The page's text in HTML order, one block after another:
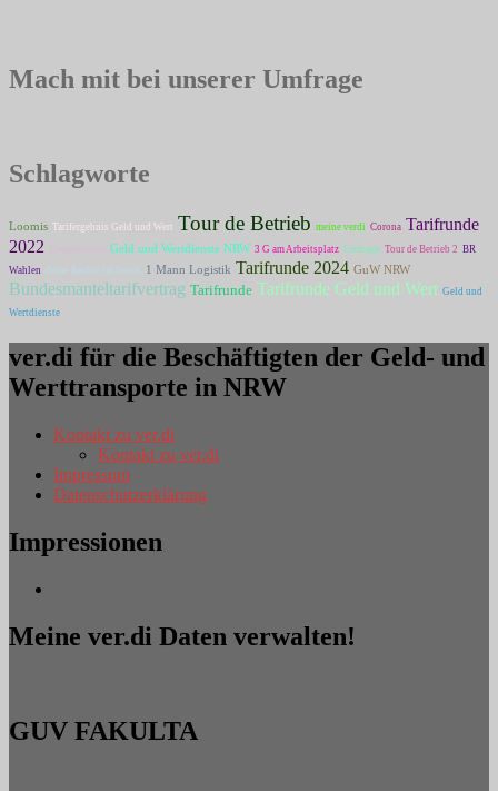
Mach mit bei unserer Umfrage
Schlagworte
Loomis Tarifergebnis Geld und Wert Tour de Betrieb meine verdi Corona Tarifrunde
2022
Geld und Wertdienste NRW 3 G am Arbeitsplatz Umfrage Tour de Betrieb 2 BR
Wahlen
deine Rechte im Streik 1 Mann Logistik Tarifrunde 2024 GuW NRW
Bundesmanteltarifvertrag Tarifrunde Tarifrunde Geld und Wert Geld und
Wertdienste
ver.di für die Beschäftigten der Geld- und
Werttransporte in NRW
Kontakt zu ver.di
Kontakt zu ver.di
Impressum
Datenschutzerklärung
Impressionen
Meine ver.di Daten verwalten!
GUV FAKULTA